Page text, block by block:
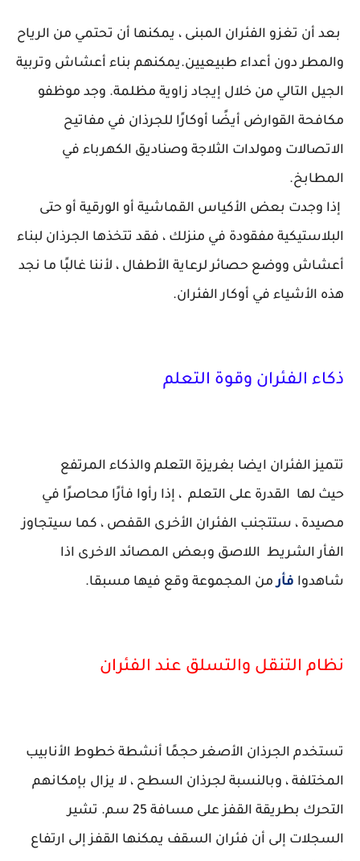
بعد أن تغزو الفئران المبنى ، يمكنها أن تحتمي من الرياح
والمطر دون أعداء طبيعيين.يمكنهم بناء أعشاش وتربية
الجيل التالي من خلال إيجاد زاوية مظلمة. وجد موظفو
مكافحة القوارض أيضًا أوكارًا للجرذان في مفاتيح
الاتصالات ومولدات الثلاجة وصناديق الكهرباء في
المطابخ.
إذا وجدت بعض الأكياس القماشية أو الورقية أو حتى
البلاستيكية مفقودة في منزلك ، فقد تتخذها الجرذان لبناء
أعشاش ووضع حصائر لرعاية الأطفال ، لأننا غالبًا ما نجد
هذه الأشياء في أوكار الفئران.
ذكاء الفئران وقوة التعلم
تتميز الفئران ايضا بغريزة التعلم والذكاء المرتفع
حيث لها القدرة على التعلم ، إذا رأوا فأرًا محاصرًا في
مصيدة ، ستتجنب الفئران الأخرى القفص ، كما سيتجاوز
الفأر الشريط اللاصق وبعض المصائد الاخرى اذا
شاهدوا فأرمن المجموعة وقع فيها مسبقا.
نظام التنقل والتسلق عند الفئران
تستخدم الجرذان الأصغر حجمًا أنشطة خطوط الأنابيب
المختلفة ، وبالنسبة لجرذان السطح ، لا يزال بإمكانهم
التحرك بطريقة القفز على مسافة 25 سم. تشير
السجلات إلى أن فئران السقف يمكنها القفز إلى ارتفاع